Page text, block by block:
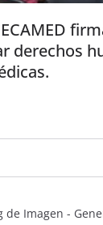
derechos
de Imagen -